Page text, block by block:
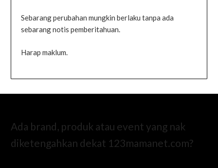
Sebarang perubahan mungkin berlaku tanpa ada
sebarang notis pemberitahuan.
Harap maklum.
Ada brand, produk atau event yang nak
diketengahkan dekat 123mamanet.com?